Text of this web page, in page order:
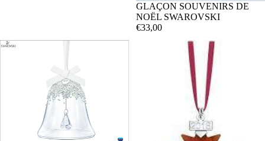
GLAÇON SOUVENIRS DE
NOËL SWAROVSKI
€33,00